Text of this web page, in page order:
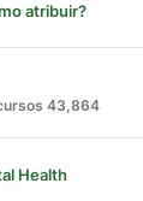
atribuir?
43,864
Health